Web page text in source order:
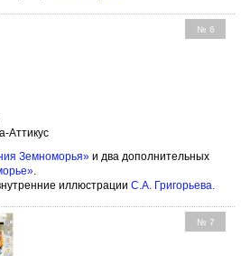
№ 6
Аттикус
Земноморья» и два дополнительных
иллюстрации С.А. Григорьева
№ 7